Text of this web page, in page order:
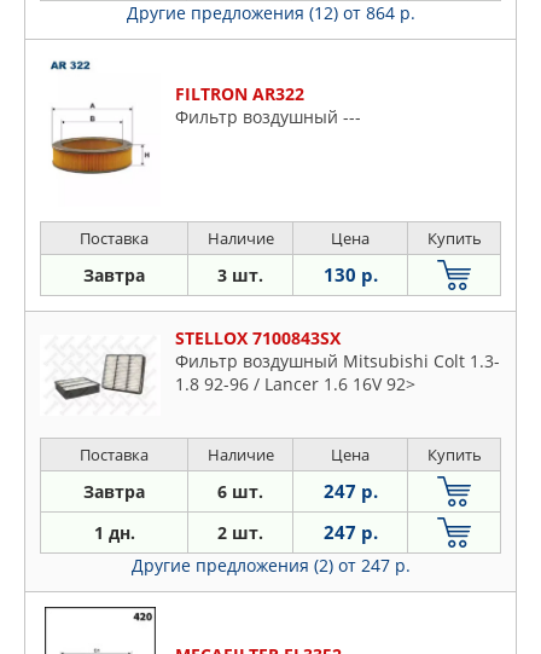
Другие предложения (12) от 864 р.
FILTRON AR322
Фильтр воздушный ---
Поставка Наличие Цена Купить
Завтра 3 шт. 130 р.
STELLOX 7100843SX
Фильтр воздушный Mitsubishi Colt 1.3-
1.8 92-96 / Lancer 1.6 16V 92>
Поставка Наличие Цена Купить
Завтра 6 шт. 247 р.
1 дн. 2 шт. 247 р.
Другие предложения (2) от 247 р.